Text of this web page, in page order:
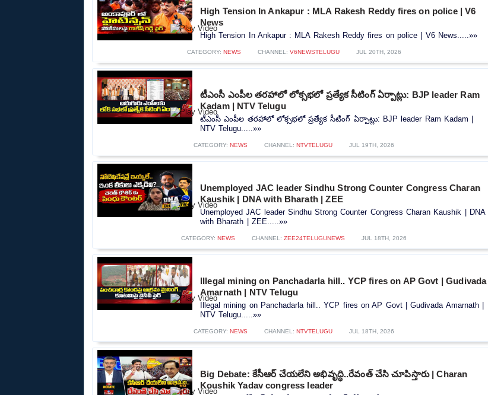
High Tension In Ankapur : MLA Rakesh Reddy fires on police | V6
News
High Tension In Ankapur : MLA Rakesh Reddy fires on police | V6 News.....»»
CATEGORY: NEWS CHANNEL: V6NEWSTELUGU JUL 20TH, 2026
టీఎంసీ ఎంపీల తరహాలో లోక్సభలో ప్రత్యేక సీటింగ్ ఏర్పాట్లు: BJP leader Ram
Kadam | NTV Telugu
టీఎంసీ ఎంపీల తరహాలో లోక్సభలో ప్రత్యేక సీటింగ్ ఏర్పాట్లు: BJP leader Ram Kadam |
NTV Telugu.....»»
CATEGORY: NEWS CHANNEL: NTVTELUGU JUL 19TH, 2026
Unemployed JAC leader Sindhu Strong Counter Congress Charan
Kaushik | DNA with Bharath | ZEE
Unemployed JAC leader Sindhu Strong Counter Congress Charan Kaushik | DNA
with Bharath | ZEE.....»»
CATEGORY: NEWS CHANNEL: ZEE24TELUGUNEWS JUL 18TH, 2026
Illegal mining on Panchadarla hill.. YCP fires on AP Govt | Gudivada
Amarnath | NTV Telugu
Illegal mining on Panchadarla hill.. YCP fires on AP Govt | Gudivada Amarnath |
NTV Telugu.....»»
CATEGORY: NEWS CHANNEL: NTVTELUGU JUL 18TH, 2026
Big Debate: కేసీఆర్ చేయలేని అభివృద్ధి..రేవంత్ చేసి చూపిస్తారు | Charan
Koushik Yadav congress leader